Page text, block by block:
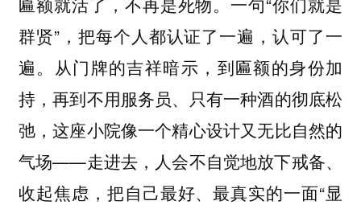
群贤”，把每个人都认证了一遍，认可了一
遍。从门牌的吉祥暗示，到匾额的身份加
持，再到不用服务员、只有一种酒的彻底松
弛，这座小院像一个精心设计又无比自然的
气场——走进去，人会不自觉地放下戒备、
收起焦虑，把自己最好、最真实的一面“显